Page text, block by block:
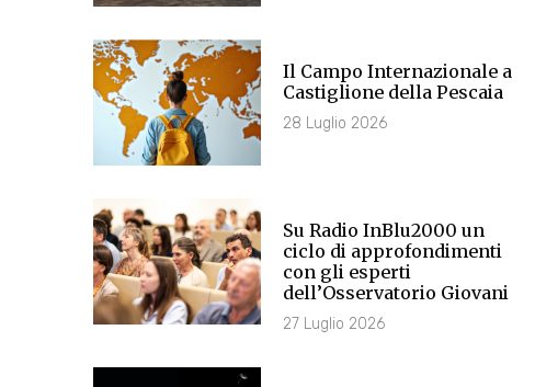
Il Campo Internazionale a
Castiglione della Pescaia
28 Luglio 2026
Su Radio InBlu2000 un
ciclo di approfondimenti
con gli esperti
dell’Osservatorio Giovani
27 Luglio 2026